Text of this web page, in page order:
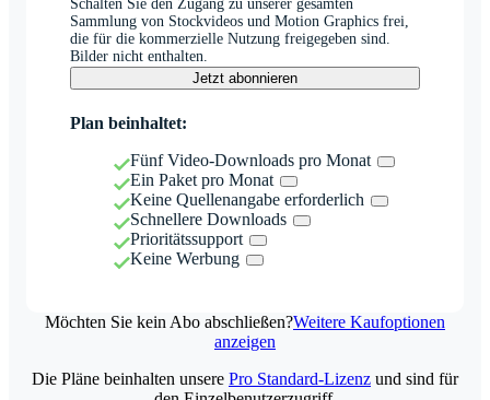
Schalten Sie den Zugang zu unserer gesamten
Sammlung von Stockvideos und Motion Graphics frei,
die für die kommerzielle Nutzung freigegeben sind.
Bilder nicht enthalten.
Jetzt abonnieren
Plan beinhaltet:
Fünf Video-Downloads pro Monat
Ein Paket pro Monat
Keine Quellenangabe erforderlich
Schnellere Downloads
Prioritätssupport
Keine Werbung
Möchten Sie kein Abo abschließen?Weitere Kaufoptionen
anzeigen
Die Pläne beinhalten unsere Pro Standard-Lizenz und sind für